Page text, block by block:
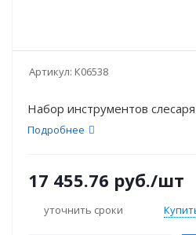
Артикул: К06538
Набор инструментов
Подробнее
17 455.76 руб./шт
уточнить сроки